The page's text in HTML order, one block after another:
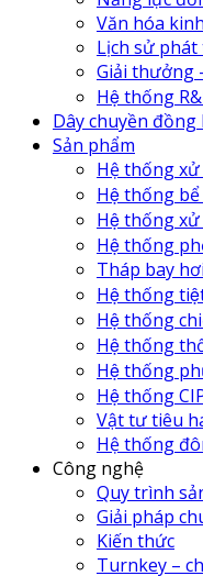
Văn hóa
Lịch sử
Giải thưởng
Hệ thống
Dây chuyền đồng
Sản phẩm
Hệ thống
Hệ thống
Hệ thống
Hệ thống
Tháp bay
Hệ thống
Hệ thống
Hệ thống
Hệ thống
Hệ thống
Vật tư tiêu
Hệ thống
Công nghệ
Quy trình
Giải pháp
Kiến thức
Turnkey –